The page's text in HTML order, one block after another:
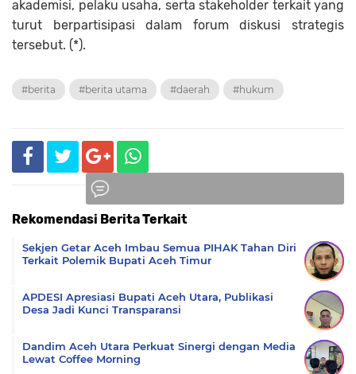
akademisi, pelaku usaha, serta stakeholder terkait yang
turut berpartisipasi dalam forum diskusi strategis
tersebut. (*).
#berita #berita utama #daerah #hukum
Rekomendasi Berita Terkait
Sekjen Getar Aceh Imbau Semua PIHAK Tahan Diri
Terkait Polemik Bupati Aceh Timur
APDESI Apresiasi Bupati Aceh Utara, Publikasi
Desa Jadi Kunci Transparansi
Dandim Aceh Utara Perkuat Sinergi dengan Media
Lewat Coffee Morning